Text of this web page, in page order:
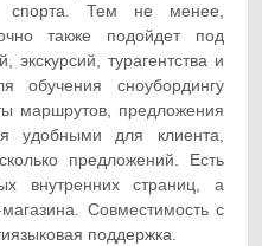
спорта. Тем не менее,
также подойдет под
экскурсий, турагентства и
обучения сноубордингу
маршрутов, предложения
удобными для клиента,
предложений. Есть
внутренних страниц, а
Совместимость с
поддержка.